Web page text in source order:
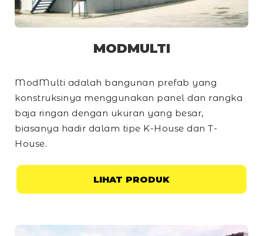
MODMULTI
ModMulti adalah bangunan prefab yang
konstruksinya menggunakan panel dan rangka
baja ringan dengan ukuran yang besar,
biasanya hadir dalam tipe K-House dan T-
House.
LIHAT PRODUK